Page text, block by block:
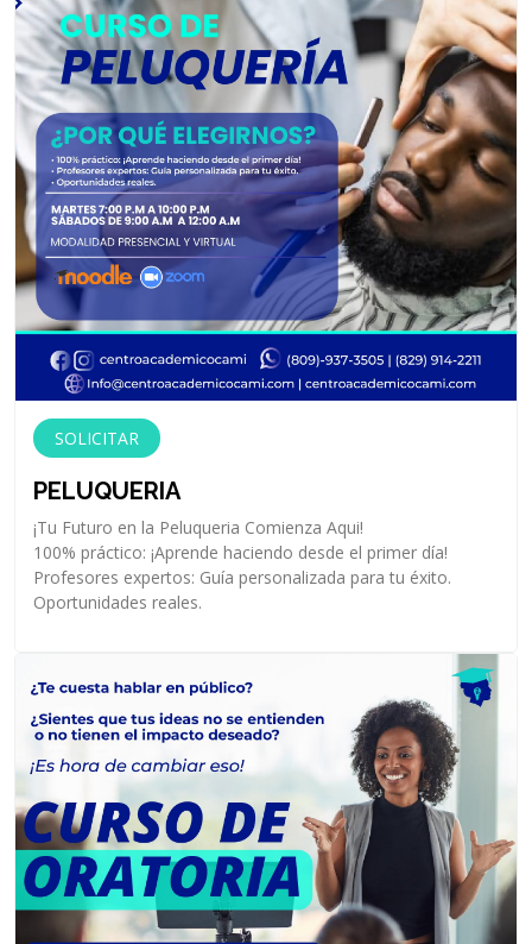
SOLICITAR
PELUQUERIA
¡Tu Futuro en la Peluqueria Comienza Aqui!
100% práctico: ¡Aprende haciendo desde el primer día!
Profesores expertos: Guía personalizada para tu éxito.
Oportunidades reales.